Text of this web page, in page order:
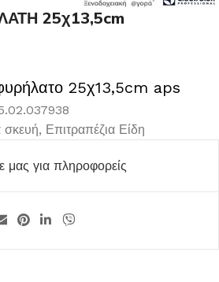
25χ13,5cm
25χ13,5cm aps
σκευή, Επιτραπέζια Είδη
μας για πληροφορείς